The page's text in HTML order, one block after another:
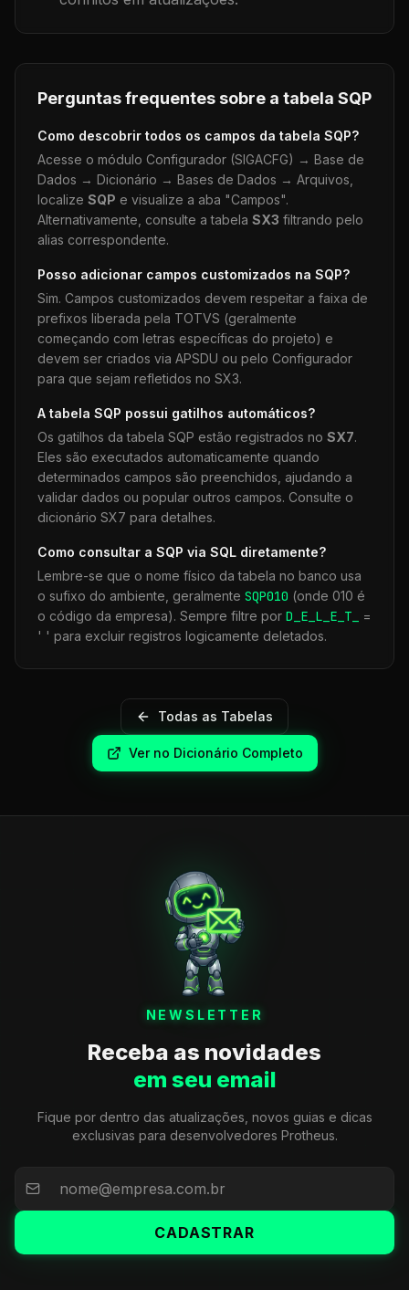
Perguntas frequentes sobre a tabela SQP
Como descobrir todos os campos da tabela SQP?
Acesse o módulo Configurador (SIGACFG) → Base de
Dados → Dicionário → Bases de Dados → Arquivos,
localize SQP e visualize a aba "Campos".
Alternativamente, consulte a tabela SX3 filtrando pelo
alias correspondente.
Posso adicionar campos customizados na SQP?
Sim. Campos customizados devem respeitar a faixa de
prefixos liberada pela TOTVS (geralmente
começando com letras específicas do projeto) e
devem ser criados via APSDU ou pelo Configurador
para que sejam refletidos no SX3.
A tabela SQP possui gatilhos automáticos?
Os gatilhos da tabela SQP estão registrados no SX7.
Eles são executados automaticamente quando
determinados campos são preenchidos, ajudando a
validar dados ou popular outros campos. Consulte o
dicionário SX7 para detalhes.
Como consultar a SQP via SQL diretamente?
Lembre-se que o nome físico da tabela no banco usa
o sufixo do ambiente, geralmente SQP010 (onde 010 é
o código da empresa). Sempre filtre por D_E_L_E_T_
=
' ' para excluir registros logicamente deletados.
Todas as Tabelas
Ver no Dicionário Completo
NEWSLETTER
Receba as novidades
em seu email
Fique por dentro das atualizações, novos guias e dicas
exclusivas para desenvolvedores Protheus.
CADASTRAR